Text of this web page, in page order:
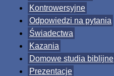
Kontrowersyjne
Odpowiedzi na pytania
Świadectwa
Kazania
Domowe studia biblijne
Prezentacje